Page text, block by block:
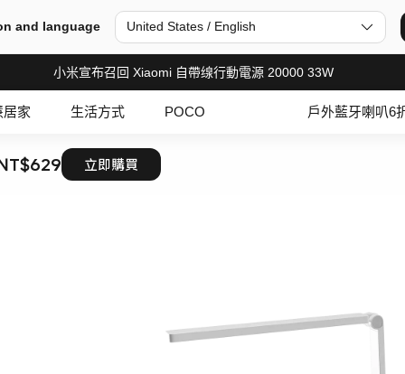
and language United States / English
小米宣布召回 Xiaomi 自帶缐行動電源 20000 33W
居家 生活方式 POCO 戶外藍牙喇叭6
立即購買